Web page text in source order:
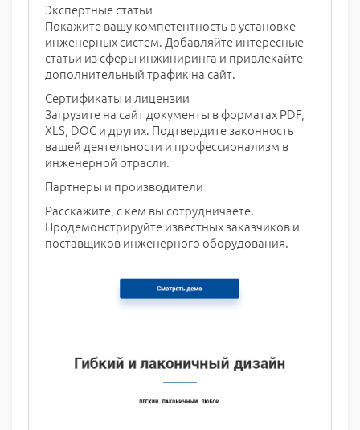
Экспертные статьи
Покажите вашу компетентность в установке
инженерных систем. Добавляйте интересные
статьи из сферы инжиниринга и привлекайте
дополнительный трафик на сайт.
Сертификаты и лицензии
Загрузите на сайт документы в форматах PDF,
XLS, DOC и других. Подтвердите законность
вашей деятельности и профессионализм в
инженерной отрасли.
Партнеры и производители
Расскажите, с кем вы сотрудничаете.
Продемонстрируйте известных заказчиков и
поставщиков инженерного оборудования.